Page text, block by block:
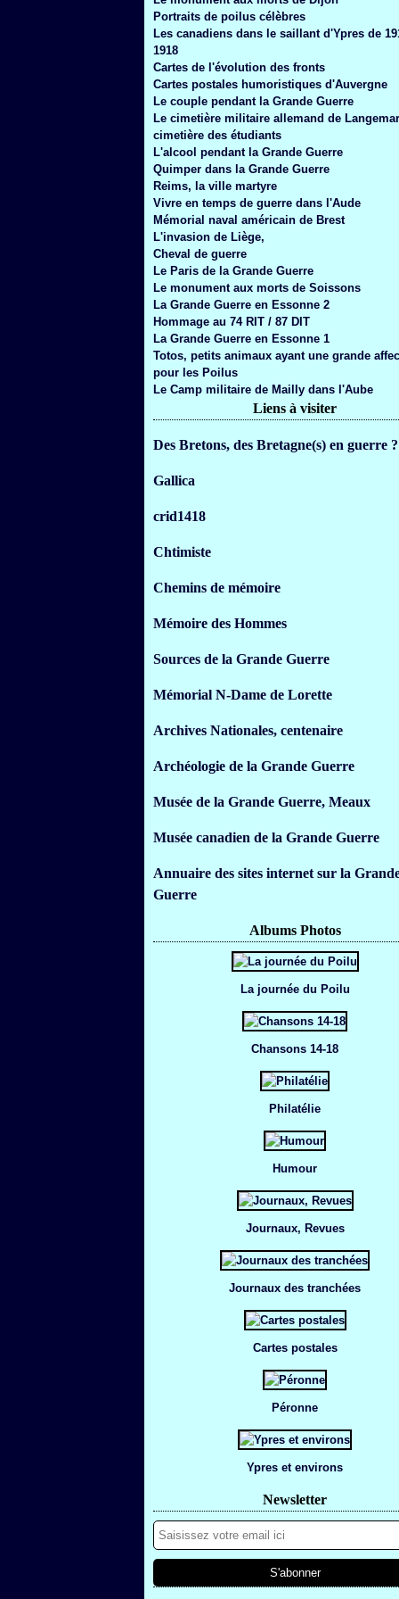
Portraits de poilus célèbres
Les canadiens dans le saillant d'Ypres de
1918
Cartes de l'évolution des fronts
Cartes postales humoristiques d'Auvergne
Le couple pendant la Grande Guerre
Le cimetière militaire allemand de
cimetière des étudiants
L'alcool pendant la Grande Guerre
Quimper dans la Grande Guerre
Reims, la ville martyre
Vivre en temps de guerre dans l'Aude
Mémorial naval américain de Brest
L'invasion de Liège,
Cheval de guerre
Le Paris de la Grande Guerre
Le monument aux morts de Soissons
La Grande Guerre en Essonne 2
Hommage au 74 RIT / 87 DIT
La Grande Guerre en Essonne 1
Totos, petits animaux ayant une grande
pour les Poilus
Le Camp militaire de Mailly dans l'Aube
Liens à visiter
Des Bretons, des Bretagne(s) en guerre ?
Gallica
crid1418
Chtimiste
Chemins de mémoire
Mémoire des Hommes
Sources de la Grande Guerre
Mémorial N-Dame de Lorette
Archives Nationales, centenaire
Archéologie de la Grande Guerre
Musée de la Grande Guerre, Meaux
Musée canadien de la Grande Guerre
Annuaire des sites internet sur la
Guerre
Albums Photos
La journée du Poilu
Chansons 14-18
Philatélie
Humour
Journaux, Revues
Journaux des tranchées
Cartes postales
Péronne
Ypres et environs
Newsletter